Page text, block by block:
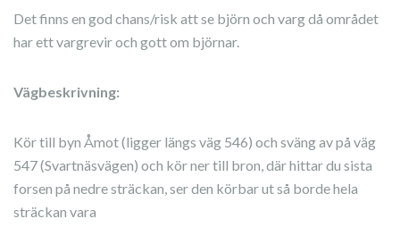
Det finns en god chans/risk att se björn och varg då området
har ett vargrevir och gott om björnar.
Vägbeskrivning:
Kör till byn Åmot (ligger längs väg 546) och sväng av på väg
547 (Svartnäsvägen) och kör ner till bron, där hittar du sista
forsen på nedre sträckan, ser den körbar ut så borde hela
sträckan vara